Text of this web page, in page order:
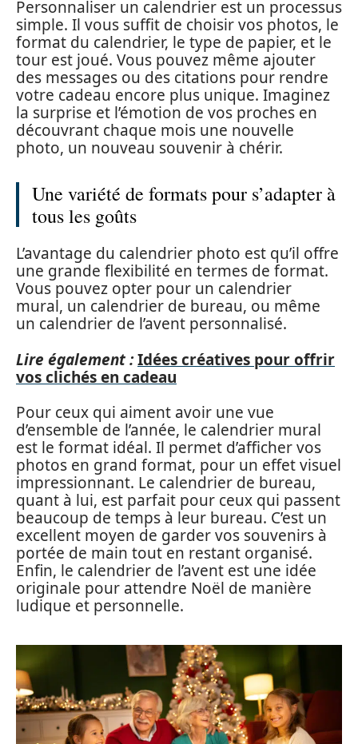
Personnaliser un calendrier est un processus
simple. Il vous suffit de choisir vos photos, le
format du calendrier, le type de papier, et le
tour est joué. Vous pouvez même ajouter
des messages ou des citations pour rendre
votre cadeau encore plus unique. Imaginez
la surprise et l’émotion de vos proches en
découvrant chaque mois une nouvelle
photo, un nouveau souvenir à chérir.
Une variété de formats pour s’adapter à
tous les goûts
L’avantage du calendrier photo est qu’il offre
une grande flexibilité en termes de format.
Vous pouvez opter pour un calendrier
mural, un calendrier de bureau, ou même
un calendrier de l’avent personnalisé.
Lire également :Idées créatives pour offrir
vos clichés en cadeau
Pour ceux qui aiment avoir une vue
d’ensemble de l’année, le calendrier mural
est le format idéal. Il permet d’afficher vos
photos en grand format, pour un effet visuel
impressionnant. Le calendrier de bureau,
quant à lui, est parfait pour ceux qui passent
beaucoup de temps à leur bureau. C’est un
excellent moyen de garder vos souvenirs à
portée de main tout en restant organisé.
Enfin, le calendrier de l’avent est une idée
originale pour attendre Noël de manière
ludique et personnelle.